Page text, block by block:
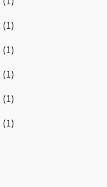
(1)
(1)
(1)
(1)
(1)